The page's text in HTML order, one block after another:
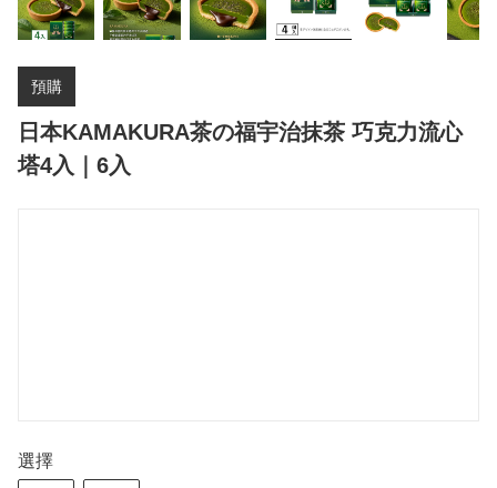
預購
日本KAMAKURA茶の福宇治抹茶 巧克力流心
塔4入｜6入
選擇